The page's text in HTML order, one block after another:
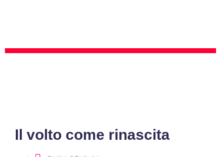
Il volto come rinascita